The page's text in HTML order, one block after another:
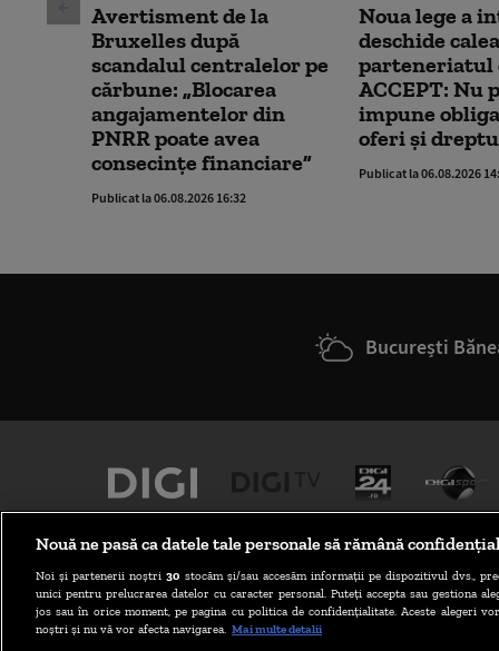
Avertisment de la
Bruxelles după
scandalul centralelor pe
cărbune: „Blocarea
angajamentelor din
PNRR poate avea
consecințe financiare”
Publicat la 06.08.2026 16:32
Noua lege a
deschide
parteneriatul
ACCEPT: Nu
impune
oferi și
Publicat la 06.08.2026
București
Nouă ne pasă ca datele tale personale să rămână
Noi și partenerii noștri30 stocăm și/sau accesăm informații pe dispozitivul dvs.,
unici pentru prelucrarea datelor cu caracter personal. Puteți accepta sau gestiona
jos sau în orice moment, pe pagina cu politica de confidențialitate. Aceste alegeri
noștri și nu vă vor afecta navigarea. Mai multe detalii